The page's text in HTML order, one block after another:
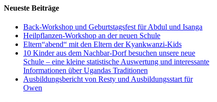
Neueste Beiträge
Back-Workshop und Geburtstagsfest für Abdul und Isanga
Heilpflanzen-Workshop an der neuen Schule
Eltern“abend“ mit den Eltern der Kyankwanzi-Kids
10 Kinder aus dem Nachbar-Dorf besuchen unsere neue
Schule – eine kleine statistische Auswertung und interessante
Informationen über Ugandas Traditionen
Ausbildungsbericht von Resty und Ausbildungsstart für
Owen